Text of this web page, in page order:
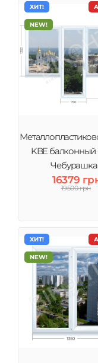
ХИТ!
NEW!
KBE балконный
Чебурашка
16379
19500 грн
ХИТ!
NEW!